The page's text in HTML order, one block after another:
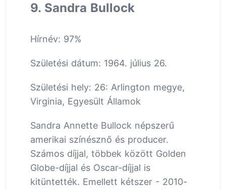
9. Sandra Bullock
Hírnév: 97%
Születési dátum: 1964. július 26.
Születési hely: 26: Arlington megye,
Virginia, Egyesült Államok
Sandra Annette Bullock népszerű
amerikai színésznő és producer.
Számos díjjal, többek között Golden
Globe-díjjal és Oscar-díjjal is
kitüntették. Emellett kétszer - 2010-